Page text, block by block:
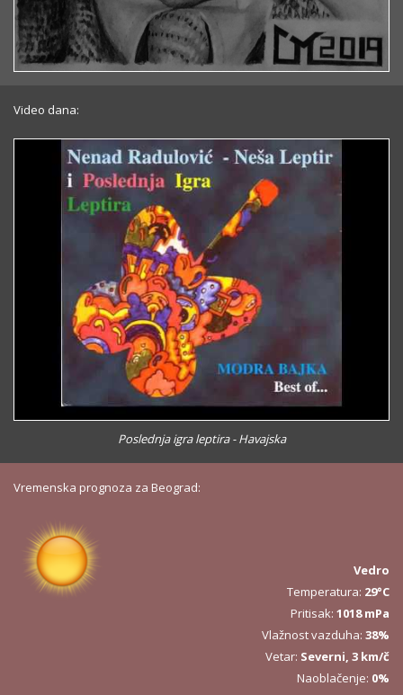
Video dana:
Poslednja igra leptira - Havajska
Vremenska prognoza za Beograd:
Vedro
Temperatura: 29°C
Pritisak: 1018 mPa
Vlažnost vazduha: 38%
Vetar: Severni, 3 km/č
Naoblačenje: 0%